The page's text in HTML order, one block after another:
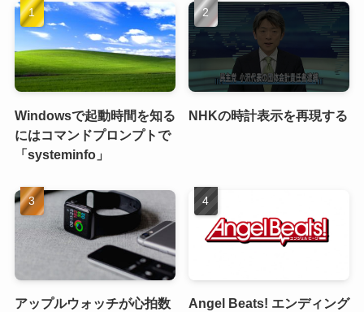
Windowsで起動時間を知る
にはコマンドプロンプトで
「systeminfo」
NHKの時計表示を再現する
アップルウォッチが心拍数
Angel Beats! エンディング